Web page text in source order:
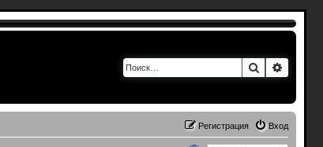
Поиск
Вход
Регистрация